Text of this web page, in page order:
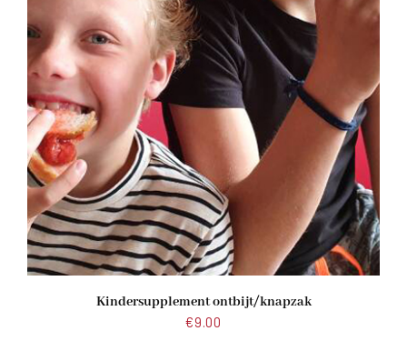
Kindersupplement ontbijt/knapzak
€9.00